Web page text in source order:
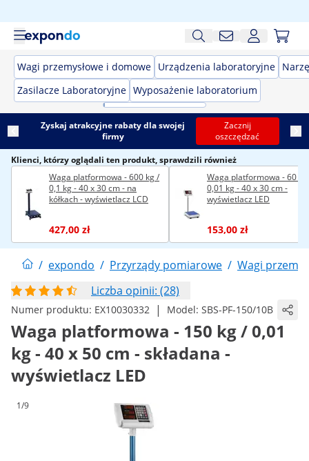
Wagi przemysłowe i domowe Urządzenia laboratoryjne
Zasilacze Laboratoryjne Wyposażenie laboratorium
Zyskaj atrakcyjne rabaty dla swojej
firmy
Zacznij
oszczędzać
Klienci, którzy oglądali ten produkt, sprawdzili również
Waga platformowa - 600 kg /
0,1 kg - 40 x 30 cm - na
kółkach - wyświetlacz LCD
427,00 zł
Waga platformowa - 60
0,01 kg - 40 x 30 cm -
wyświetlacz LED
153,00 zł
/ expondo / Przyrządy pomiarowe / Wagi
Liczba opinii: (28)
Numer produktu: EX10030332 | Model: SBS-PF-150/10B
Waga platformowa - 150 kg / 0,01
kg - 40 x 50 cm - składana -
wyświetlacz LED
1/9